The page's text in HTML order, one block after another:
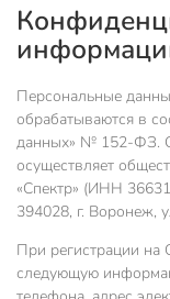
Персональные
обрабатываются в
данных» № 152-ФЗ.
осуществляет
«Спектр» (ИНН
394028, г. Воронеж,
При регистрации на
следующую